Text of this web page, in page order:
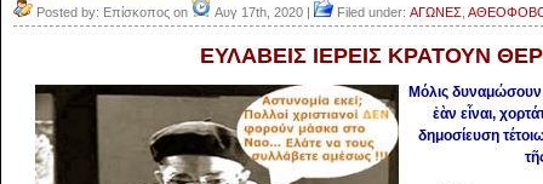
Posted by: Επίσκοπος on Αυγ 17th, 2020 | Filed under: ΑΓΩΝΕΣ
ΕΥΛΑΒΕΙΣ ΙΕΡΕΙΣ ΚΡΑΤΟΥΝ
Μόλις δυναμώσουν
ἐὰν εἶναι,
δημοσίευση